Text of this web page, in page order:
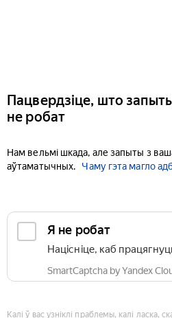
Пацвердзіце, што
не робат
Нам вельмі шкада, але запыты з
аўтаматычных.
Чаму гэта магло
Я не робат
Націсніце, каб
SmartCaptcha by Yandex
Калі ў вас узніклі праблемы, калі ласка,